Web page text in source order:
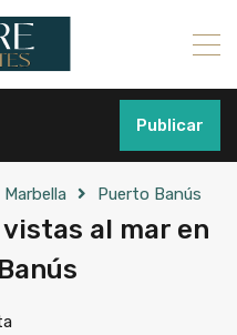
Publicar
Marbella Puerto Banús
al mar en